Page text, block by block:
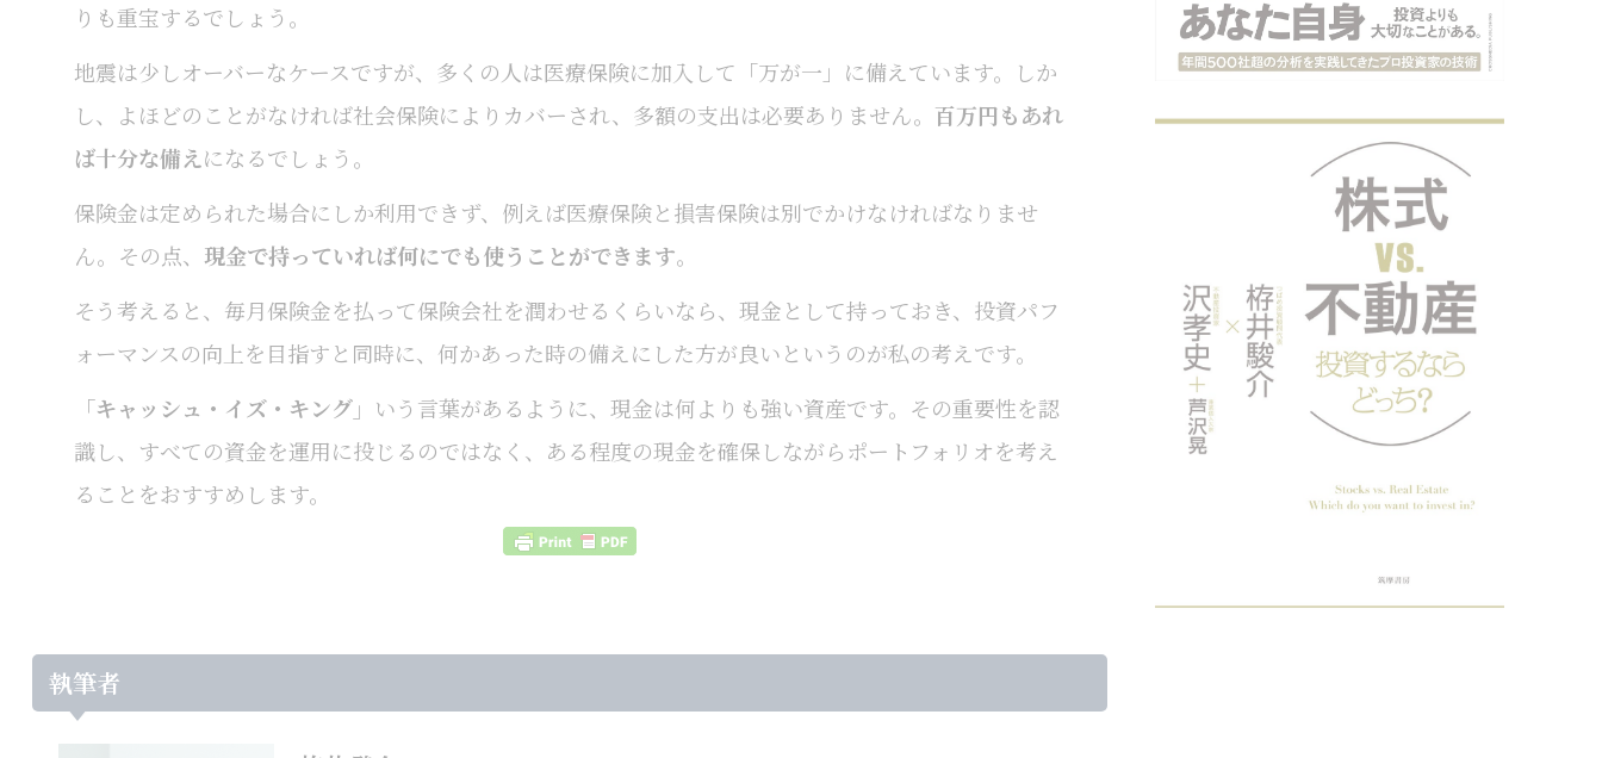
りも重宝するでしょう。
地震は少しオーバーなケースですが、多くの人は医療保険に加入して「万が一」に備えています。しか
し、よほどのことがなければ社会保険によりカバーされ、多額の支出は必要ありません。 百万円もあれ
ば十分な備えになるでしょう。
保険金は定められた場合にしか利用できず、例えば医療保険と損害保険は別でかけなければなりませ
ん。その点、 現金で持っていれば何にでも使うことができます。
そう考えると、毎月保険金を払って保険会社を潤わせるくらいなら、現金として持っておき、投資パフ
ォーマンスの向上を目指すと同時に、何かあった時の備えにした方が良いというのが私の考えです。
「キャッシュ・イズ・キング」 いう言葉があるように、現金は何よりも強い資産です。その重要性を認
識し、すべての資金を運用に投じるのではなく、ある程度の現金を確保しながらポートフォリオを考え
ることをおすすめします。
執筆者